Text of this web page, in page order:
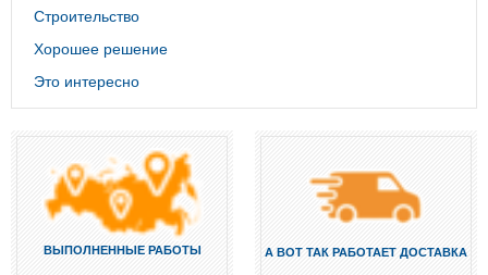
Строительство
Хорошее решение
Это интересно
ВЫПОЛНЕННЫЕ РАБОТЫ А ВОТ ТАК РАБОТАЕТ ДОСТАВКА